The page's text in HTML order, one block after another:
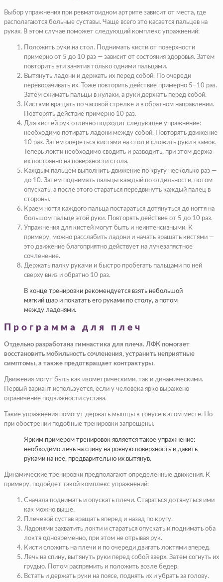
Выбор упражнения при ревматоидном артрите зависит от места, где
располагаются больные суставы. Чаще всего это касается пальцев на
руках. В этом случае поможет следующий комплекс упражнений:
Положить руки на стол. Поднимать кисти от поверхности
примерно от 5 до 10 раз — зависит от состояния здоровья. Затем
повторить эти занятия только одними пальцами.
Вытянуть ладони и держать их перед собой. По очереди
переворачивать их. Тоже повторить действие примерно 5–10 раз.
Затем сжимать пальцы в кулаки, а руки держать перед собой.
Кистями вращать по часовой стрелке и в обратном направлении.
Повторять действие примерно 10 раз.
Для кистей рук отлично подходит следующее упражнение:
необходимо потирать ладони между собой. Повторять движение
10 раз. Затем опереться кистями на стол и сложить руки в замок.
Теперь локти необходимо сводить и разводить, при этом держа
их постоянно на поверхности стола.
Каждым пальцем выполнить движение по кругу несколько раз —
до 10. Затем поднимать пальцы каждый по отдельности, потом
опускать, а после этого стараться передвинуть каждый палец в
стороны.
Краем ногтя каждого пальца постараться дотянуться до ногтя на
большом пальце этой руки. Повторять действие от 5 до 10 раз.
Упражнения для кистей могут быть и неинтенсивными. К
примеру, можно расслабить ладони и начать вращать кистями —
это движение благоприятно действует на лучезапястное
сочленение.
Держать палку руками и быстро пробегать пальцами по ней
сверху вниз и обратно 10 раз.
В конце тренировки рекомендуется взять небольшой
мягкий шар и покатать его руками по столу, а потом
между ладонями.
Программа для плеч
Отдельно разработана гимнастика для плеча. ЛФК помогает
восстановить мобильность сочленения, устранить неприятные
симптомы, а также предотвращает контрактуры.
Движения могут быть как изометрическими, так и динамическими.
Первый вариант используется, если у человека ярко выражено
ограничение подвижности сустава.
Такие упражнения помогут держать мышцы в тонусе в этом месте. Но
при обострении подобные тренировки запрещены.
Ярким примером тренировок является такое упражнение:
необходимо лечь на спину на ровную поверхность и давить
руками на нее, предварительно их вытянув.
Динамические тренировки предполагают определенные движения. К
примеру, подойдет такой комплекс упражнений:
Сначала поднимать и опускать плечи. Стараться дотянуться ими
как можно выше.
Плечевой сустав вращать вперед и назад по кругу.
Ладонями захватить локти и стараться опускать и поднимать оба
локтя одновременно, при этом не отрывая рук.
Кисти сложить на плечи и по очереди двигать локтями вперед.
Лечь на спину, вытянуть руки перед собой вверх. Затем согнуть их
грудью. Потом распрямить и положить возле бедер.
Встать и держать руки на поясе, поднять их и убрать за голову.